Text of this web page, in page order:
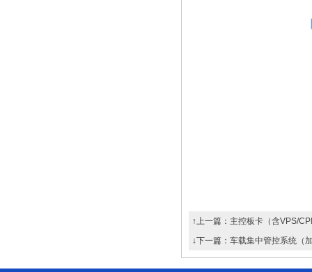
↑上一篇： 主控板卡（含VPS/
↓下一篇： 车载集中管控系统（